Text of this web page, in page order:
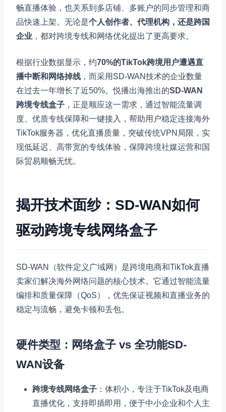
畅直播体验，也关系到多店铺、多账户的同步管理和商
品快速上架。无论是个人创作者、代理机构，还是跨国
企业 ，都对跨境专线和网络优化提出了更高要求。
根据行业数据显示，约70%的TikTok跨境用户遭遇直
播中断和网络掉线 ，而采用SD-WAN技术的企业数量
在过去一年增长了近50%。悦播出海推出的SD-WAN
跨境专线盒子 ，正是顺应这一需求，通过智能流量调
度、优质专线保障和一键接入，帮助用户稳定连接海外
TikTok服务器，优化直播质量，突破传统VPN局限，实
现低延迟、高带宽的专线体验，保障跨境社媒运营和国
际贸易顺畅无忧。
揭开技术面纱：SD-WAN如何
驱动跨境专线网络盒子
SD-WAN（软件定义广域网）是跨境电商和TikTok直播
卖家们解决海外网络问题的核心技术。它通过智能流量
编排和质量保障（QoS），优先保证视频和直播业务的
稳定与流畅，避免卡顿和丢包。
硬件类型：网络盒子 vs 全功能SD-
WAN设备
跨境专线网络盒子 ：体积小，专注于TikTok及电商
直播优化，支持即插即用，便于中小企业和个人主